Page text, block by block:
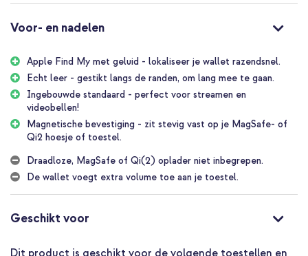
Gemaakt van hoogwaardig echt leer
Werkt met Apple Find My technologie
Geschikt voor bevestiging met MagSafe of Qi2
Ruimte voor maximaal vier pasjes
Ingebouwde verstelbare standaard
Speelt geluid af bij zoeken
Batterijduur van 1-2 maanden
Voor- en nadelen
Apple Find My met geluid - lokaliseer je wallet razendsnel.
Echt leer - gestikt langs de randen, om lang mee te gaan.
Ingebouwde standaard - perfect voor streamen en
videobellen!
Magnetische bevestiging - zit stevig vast op je MagSafe- of
Qi2 hoesje of toestel.
Draadloze, MagSafe of Qi(2) oplader niet inbegrepen.
De wallet voegt extra volume toe aan je toestel.
Geschikt voor
Dit product is geschikt voor de volgende toestellen en